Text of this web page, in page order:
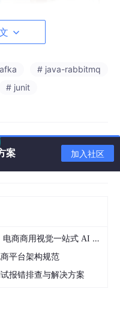
# java-rabbitmq
# junit
案 加入社区
一站式 AI 生成平台落地解析
平台架构规范
报错排查与解决方案